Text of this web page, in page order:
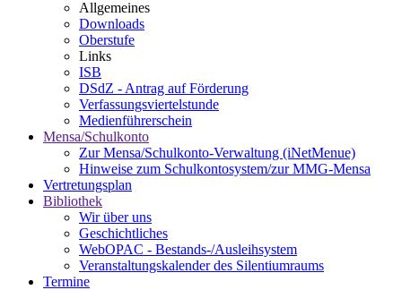
Allgemeines
Downloads
Oberstufe
Links
ISB
DSdZ - Antrag auf Förderung
Verfassungsviertelstunde
Medienführerschein
Mensa/Schulkonto
Zur Mensa/Schulkonto-Verwaltung (iNetMenue)
Hinweise zum Schulkontosystem/zur MMG-Mensa
Vertretungsplan
Bibliothek
Wir über uns
Geschichtliches
WebOPAC - Bestands-/Ausleihsystem
Veranstaltungskalender des Silentiumraums
Termine